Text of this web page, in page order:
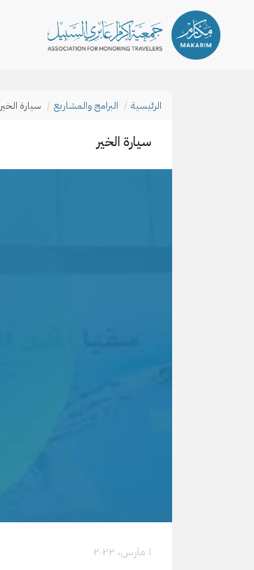
الرئيسية البرامج والمشاريع سيارة الخير
سيارة الخير
۱ مارس، ۲۰۲۲